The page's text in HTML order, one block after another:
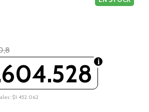
$1.452.062